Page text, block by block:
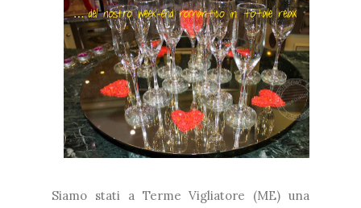
Siamo stati a Terme Vigliatore (ME) una